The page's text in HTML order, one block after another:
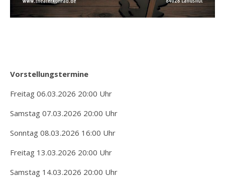
Vorstellungstermine
Freitag 06.03.2026 20:00 Uhr
Samstag 07.03.2026 20:00 Uhr
Sonntag 08.03.2026 16:00 Uhr
Freitag 13.03.2026 20:00 Uhr
Samstag 14.03.2026 20:00 Uhr